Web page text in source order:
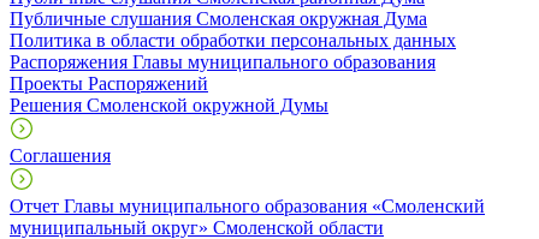
Публичные слушания Смоленская окружная Дума
Политика в области обработки персональных данных
Распоряжения Главы муниципального образования
Проекты Распоряжений
Решения Смоленской окружной Думы
Соглашения
Отчет Главы муниципального образования «Смоленский
муниципальный округ» Смоленской области